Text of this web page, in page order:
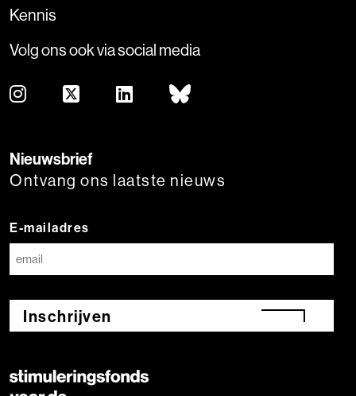
Kennis
Volg ons ook via social media
Nieuwsbrief
Ontvang ons laatste nieuws
E-mailadres
Inschrijven